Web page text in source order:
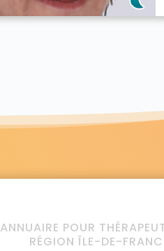
ANNUAIRE POUR
RÉGION ÎLE-DE-